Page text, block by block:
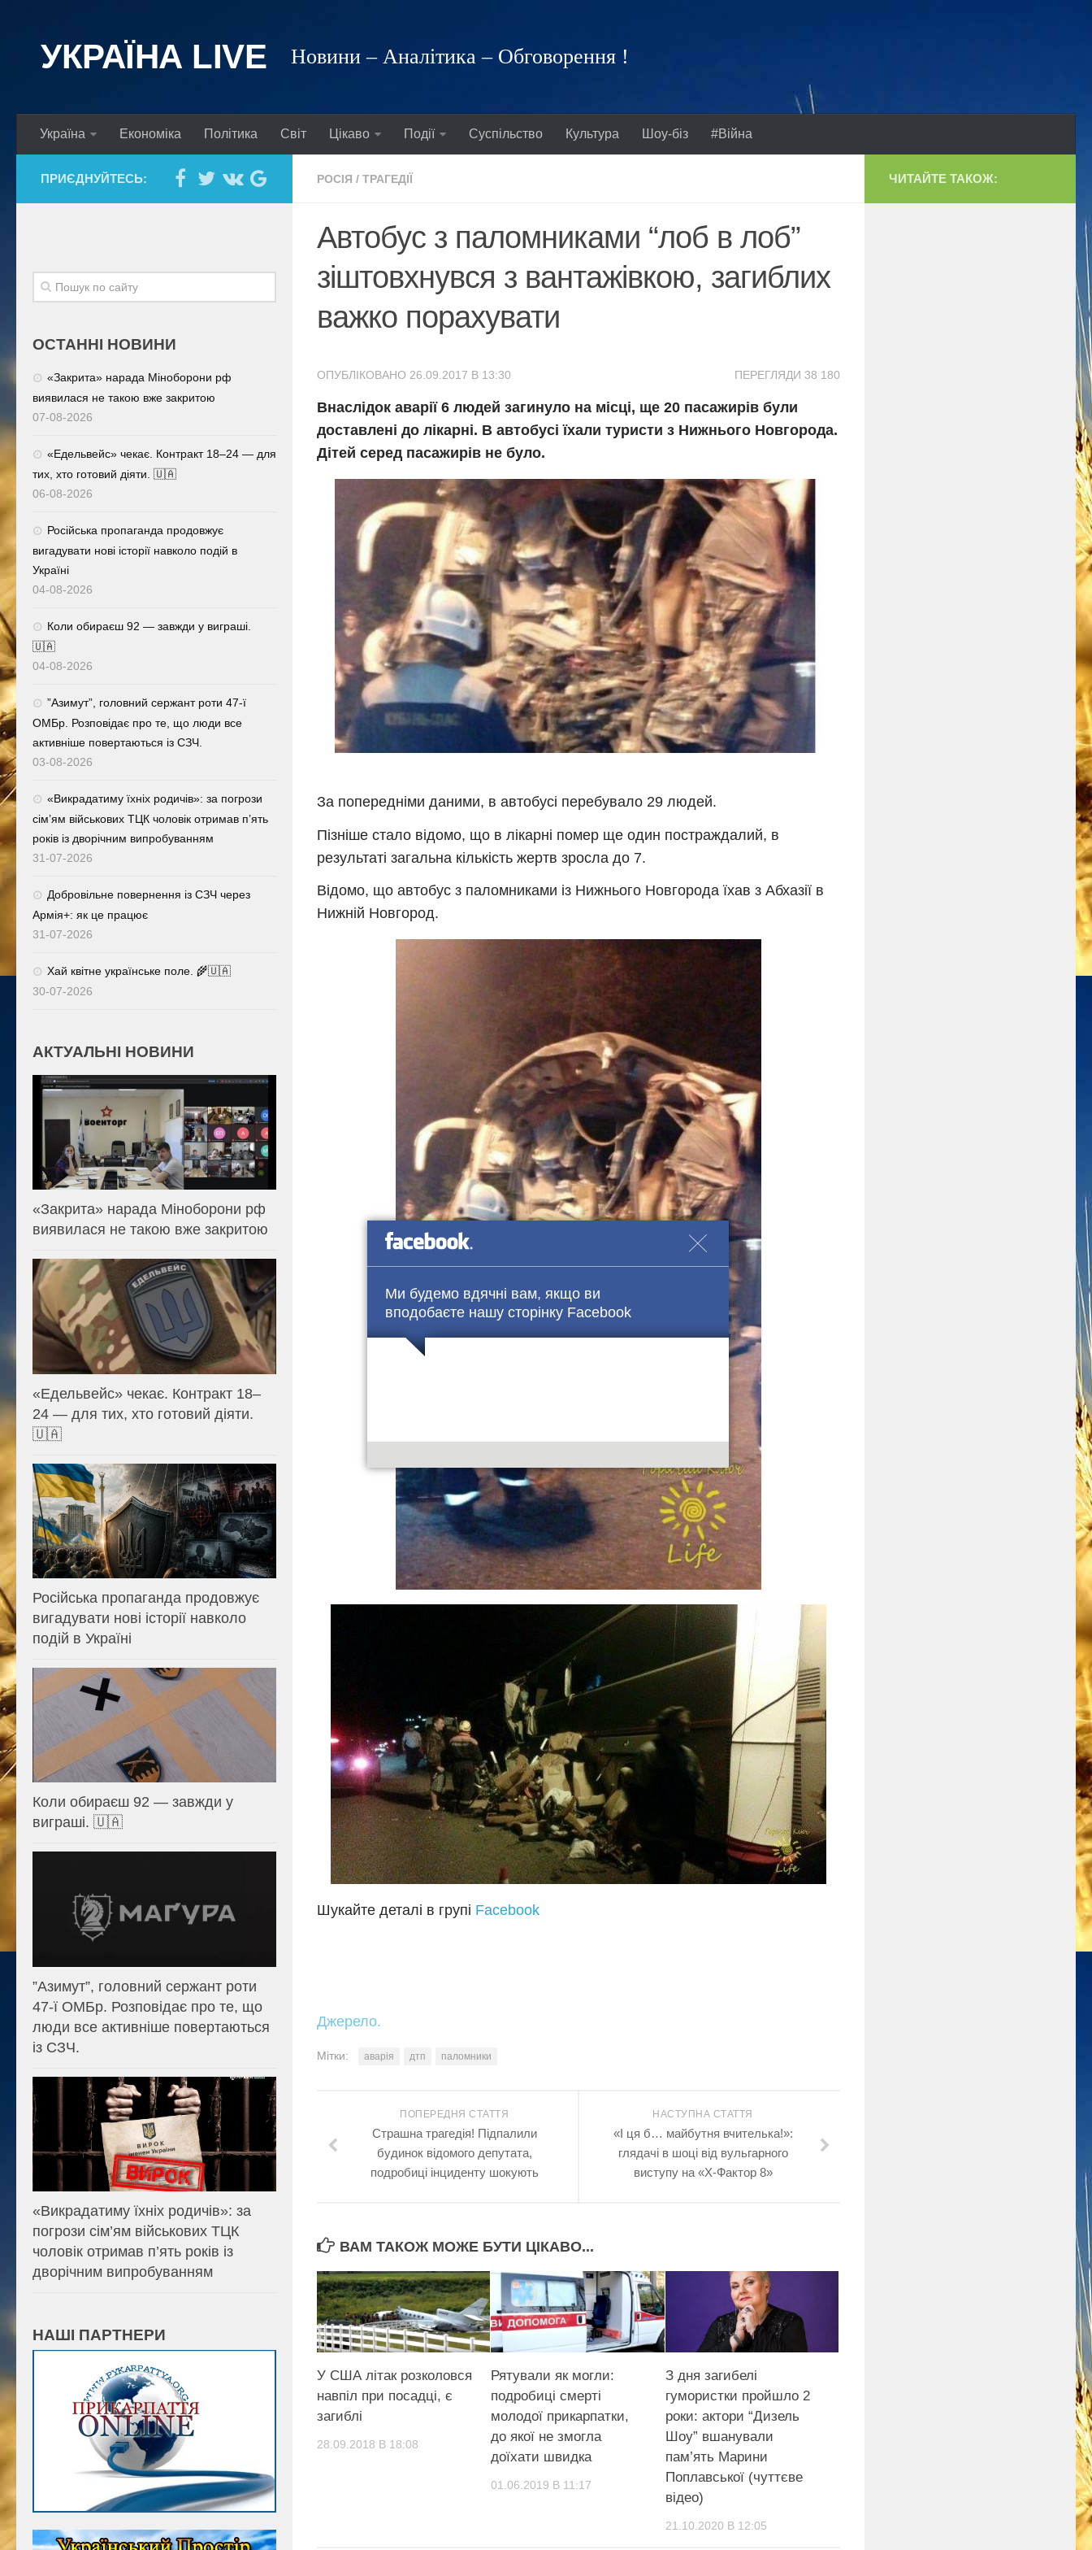
Ми будемо вдячні вам, якщо ви
вподобаєте нашу сторінку Facebook
УКРАЇНА LIVE Новини – Аналітика – Обговорення !
Україна Економіка Політика Світ Цікаво Події Суспільство Культура Шоу-біз #Війна
РОСІЯ / ТРАГЕДІЇ
Автобус з паломниками “лоб в лоб”
зіштовхнувся з вантажівкою, загиблих
важко порахувати
ПЕРЕГЛЯДИ 38 180
ОПУБЛІКОВАНО 26.09.2017 В 13:30
Внаслідок аварії 6 людей загинуло на місці, ще 20 пасажирів були
доставлені до лікарні. В автобусі їхали туристи з Нижнього Новгорода.
Дітей серед пасажирів не було.
За попередніми даними, в автобусі перебувало 29 людей.
Пізніше стало відомо, що в лікарні помер ще один постраждалий, в
результаті загальна кількість жертв зросла до 7.
Відомо, що автобус з паломниками із Нижнього Новгорода їхав з Абхазії в
Нижній Новгород.
Шукайте деталі в групі Facebook
Джерело.
Мітки: аварія дтп паломники
НАСТУПНА СТАТТЯ
«І ця б… майбутня вчителька!»:
глядачі в шоці від вульгарного
виступу на «Х-Фактор 8»
ПОПЕРЕДНЯ СТАТТЯ
Страшна трагедія! Підпалили
будинок відомого депутата,
подробиці інциденту шокують
ВАМ ТАКОЖ МОЖЕ БУТИ ЦІКАВО...
У США літак розколовся
навпіл при посадці, є
загиблі
28.09.2018 В 18:08
Рятували як могли:
подробиці смерті
молодої прикарпатки,
до якої не змогла
доїхати швидка
01.06.2019 В 11:17
З дня загибелі
гумористки пройшло 2
роки: актори “Дизель
Шоу” вшанували
пам’ять Марини
Поплавської (чуттєве
відео)
21.10.2020 В 12:05
ПРИЄДНУЙТЕСЬ:
ОСТАННІ НОВИНИ
«Закрита» нарада Міноборони рф
виявилася не такою вже закритою
07-08-2026
«Едельвейс» чекає. Контракт 18–24 — для
тих, хто готовий діяти. 🇺🇦
06-08-2026
Російська пропаганда продовжує
вигадувати нові історії навколо подій в
Україні
04-08-2026
Коли обираєш 92 — завжди у виграші.
🇺🇦
04-08-2026
⁨”Азимут”, головний сержант роти 47-ї
ОМБр. Розповідає про те, що люди все
активніше повертаються із СЗЧ.
03-08-2026
«Викрадатиму їхніх родичів»: за погрози
сім’ям військових ТЦК чоловік отримав п’ять
років із дворічним випробуванням
31-07-2026
Добровільне повернення із СЗЧ через
Армія+: як це працює
31-07-2026
Хай квітне українське поле. 🌾🇺🇦
30-07-2026
АКТУАЛЬНІ НОВИНИ
«Закрита» нарада Міноборони рф
виявилася не такою вже закритою
«Едельвейс» чекає. Контракт 18–
24 — для тих, хто готовий діяти.
🇺🇦
Російська пропаганда продовжує
вигадувати нові історії навколо
подій в Україні
Коли обираєш 92 — завжди у
виграші. 🇺🇦
⁨”Азимут”, головний сержант роти
47-ї ОМБр. Розповідає про те, що
люди все активніше повертаються
із СЗЧ.
«Викрадатиму їхніх родичів»: за
погрози сім’ям військових ТЦК
чоловік отримав п’ять років із
дворічним випробуванням
НАШІ ПАРТНЕРИ
ЧИТАЙТЕ ТАКОЖ: